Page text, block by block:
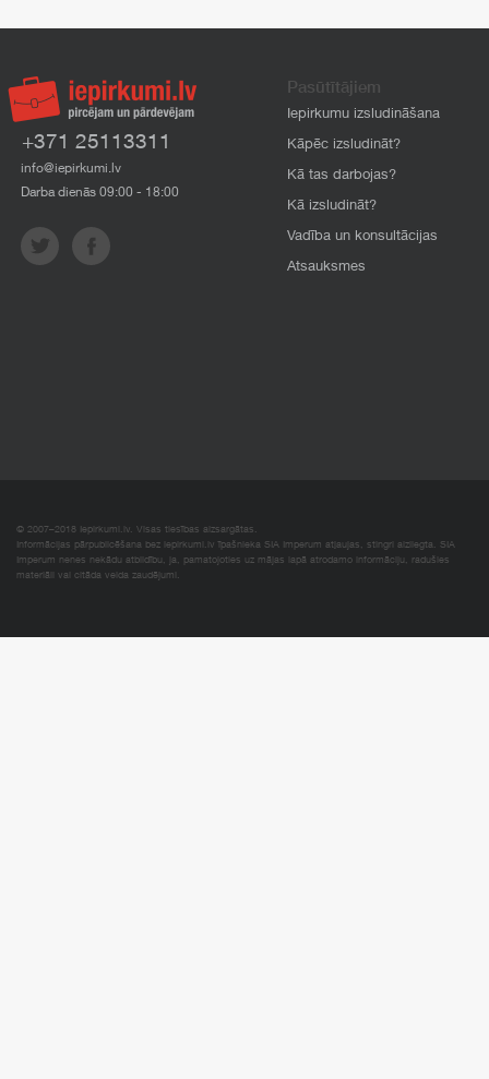
+371 25113311
info@iepirkumi.lv
Darba dienās 09:00 - 18:00
Pasūtītājiem
Iepirkumu izsludināšana
Kāpēc izsludināt?
Kā tas darbojas?
Kā izsludināt?
Vadība un konsultācijas
Atsauksmes
© 2007–2018 Iepirkumi.lv. Visas tiesības aizsargātas.
Informācijas pārpublicēšana bez iepirkumi.lv īpašnieka SIA Imperum atļaujas, stingri aizliegta. SIA
Imperum nenes nekādu atbildību, ja, pamatojoties uz mājas lapā atrodamo informāciju, radušies
materiāli vai citāda veida zaudējumi.